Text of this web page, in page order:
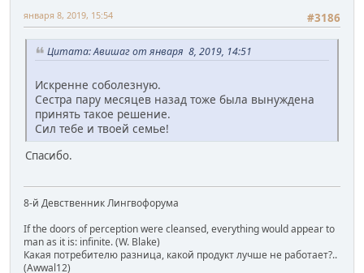
#3186
января 8, 2019, 15:54
Цитата: Авишаг от января 8, 2019, 14:51
Искренне соболезную.
Сестра пару месяцев назад тоже была вынуждена
принять такое решение.
Сил тебе и твоей семье!
Спасибо.
8-й Девственник Лингвофорума
If the doors of perception were cleansed, everything would appear to
man as it is: infinite. (W. Blake)
Какая потребителю разница, какой продукт лучше не работает?..
(Awwal12)